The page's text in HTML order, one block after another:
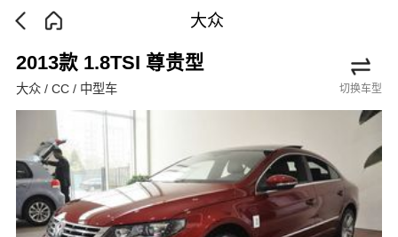
大众
2013款 1.8TSI 尊贵型
大众 / CC / 中型车 切换车型